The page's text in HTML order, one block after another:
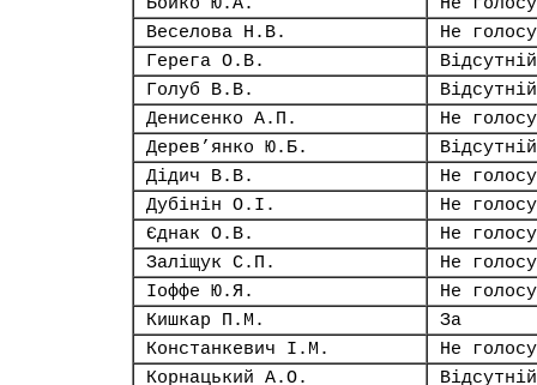
Веселова Н.В.
Не
Герега О.В.
Відсутній
Голуб В.В.
Відсутній
Денисенко А.П.
Не
Дерев’янко Ю.Б.
Відсутній
Дідич В.В.
Не
Дубінін О.І.
Не
Єднак О.В.
Не
Заліщук С.П.
Не
Іоффе Ю.Я.
Не
Кишкар П.М.
За
Констанкевич І.М.
Не
Корнацький А.О.
Відсутній